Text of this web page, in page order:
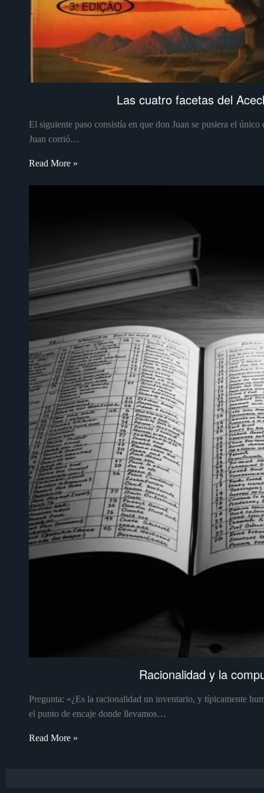
Las cuatro facetas del
El siguiente paso consistía en que don Juan se pusiera el
Juan corrió…
Read More »
Racionalidad y la
Pregunta: «¿Es la racionalidad un inventario, y típicamente
el punto de encaje donde llevamos…
Read More »